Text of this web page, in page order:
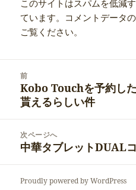
このサイトはスパムを低減
ています。 コメントデータ
ご覧ください。
ョ
前
前
の
投
稿:
Kobo Touchを予約し
貰えるらしい件
次ページへ
次
の
投
中華タブレットDUAL
Proudly powered by WordPress